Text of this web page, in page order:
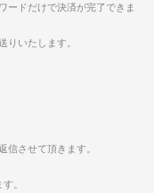
ードだけで決済が完了できま
りいたします。
信させて頂きます。
。